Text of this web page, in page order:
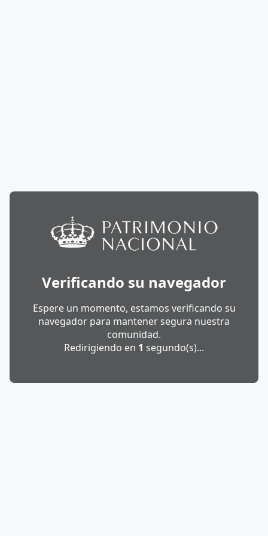
Verificando su navegador
Espere un momento, estamos verificando su
navegador para mantener segura nuestra
comunidad.
Redirigiendo en 1 segundo(s)...